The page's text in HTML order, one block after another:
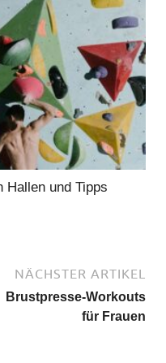
Hallen und Tipps
NÄCHSTER ARTIKEL
Brustpresse-Workouts
für Frauen